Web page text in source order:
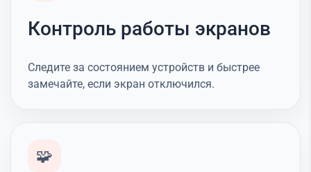
Контроль работы экранов
Следите за состоянием устройств и быстрее
замечайте, если экран отключился.
🧩